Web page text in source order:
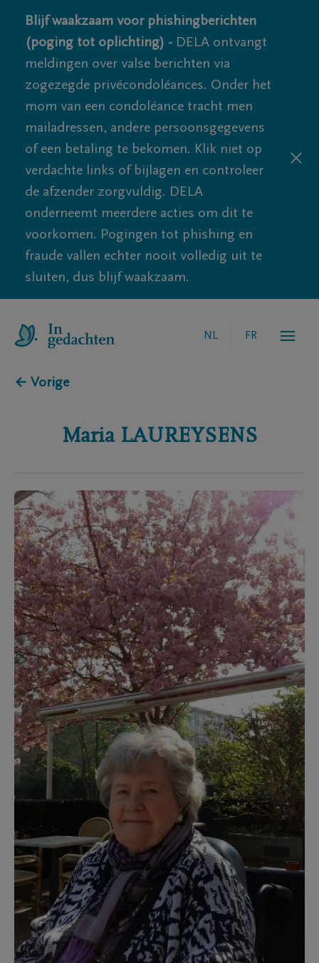
Blijf waakzaam voor phishingberichten
(poging tot oplichting) - DELA ontvangt
meldingen over valse berichten via
zogezegde privécondoléances. Onder het
mom van een condoléance tracht men
mailadressen, andere persoonsgegevens
of een betaling te bekomen. Klik niet op
verdachte links of bijlagen en controleer
de afzender zorgvuldig. DELA
onderneemt meerdere acties om dit te
voorkomen. Pogingen tot phishing en
fraude vallen echter nooit volledig uit te
sluiten, dus blijf waakzaam.
NL FR
← Vorige
Maria LAUREYSENS